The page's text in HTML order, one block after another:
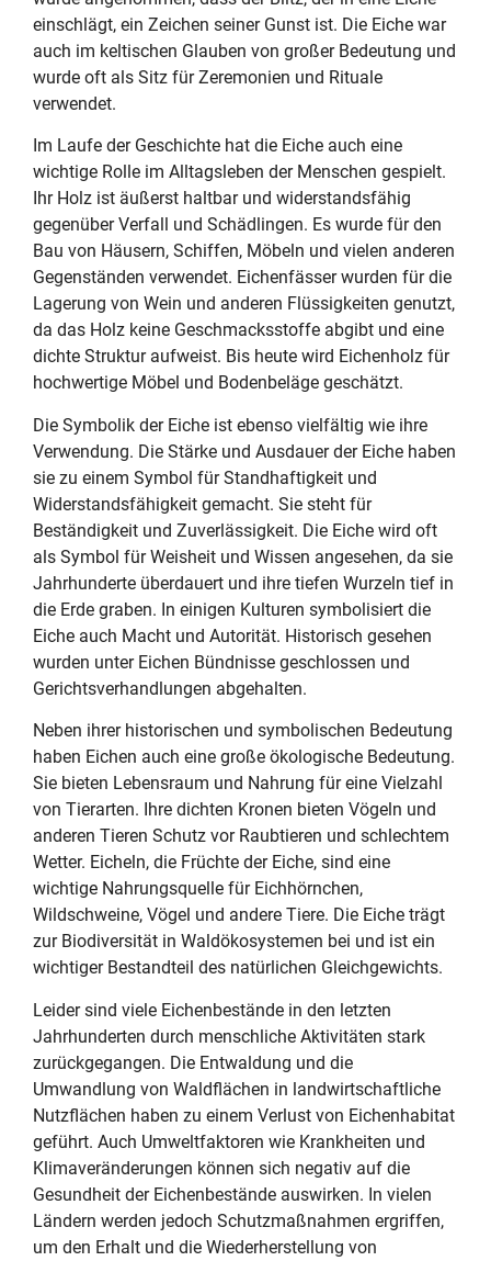
einschlägt, ein Zeichen seiner Gunst ist. Die Eiche war
auch im keltischen Glauben von großer Bedeutung und
wurde oft als Sitz für Zeremonien und Rituale
verwendet.
Im Laufe der Geschichte hat die Eiche auch eine
wichtige Rolle im Alltagsleben der Menschen gespielt.
Ihr Holz ist äußerst haltbar und widerstandsfähig
gegenüber Verfall und Schädlingen. Es wurde für den
Bau von Häusern, Schiffen, Möbeln und vielen anderen
Gegenständen verwendet. Eichenfässer wurden für die
Lagerung von Wein und anderen Flüssigkeiten genutzt,
da das Holz keine Geschmacksstoffe abgibt und eine
dichte Struktur aufweist. Bis heute wird Eichenholz für
hochwertige Möbel und Bodenbeläge geschätzt.
Die Symbolik der Eiche ist ebenso vielfältig wie ihre
Verwendung. Die Stärke und Ausdauer der Eiche haben
sie zu einem Symbol für Standhaftigkeit und
Widerstandsfähigkeit gemacht. Sie steht für
Beständigkeit und Zuverlässigkeit. Die Eiche wird oft
als Symbol für Weisheit und Wissen angesehen, da sie
Jahrhunderte überdauert und ihre tiefen Wurzeln tief in
die Erde graben. In einigen Kulturen symbolisiert die
Eiche auch Macht und Autorität. Historisch gesehen
wurden unter Eichen Bündnisse geschlossen und
Gerichtsverhandlungen abgehalten.
Neben ihrer historischen und symbolischen Bedeutung
haben Eichen auch eine große ökologische Bedeutung.
Sie bieten Lebensraum und Nahrung für eine Vielzahl
von Tierarten. Ihre dichten Kronen bieten Vögeln und
anderen Tieren Schutz vor Raubtieren und schlechtem
Wetter. Eicheln, die Früchte der Eiche, sind eine
wichtige Nahrungsquelle für Eichhörnchen,
Wildschweine, Vögel und andere Tiere. Die Eiche trägt
zur Biodiversität in Waldökosystemen bei und ist ein
wichtiger Bestandteil des natürlichen Gleichgewichts.
Leider sind viele Eichenbestände in den letzten
Jahrhunderten durch menschliche Aktivitäten stark
zurückgegangen. Die Entwaldung und die
Umwandlung von Waldflächen in landwirtschaftliche
Nutzflächen haben zu einem Verlust von Eichenhabitat
geführt. Auch Umweltfaktoren wie Krankheiten und
Klimaveränderungen können sich negativ auf die
Gesundheit der Eichenbestände auswirken. In vielen
Ländern werden jedoch Schutzmaßnahmen ergriffen,
um den Erhalt und die Wiederherstellung von